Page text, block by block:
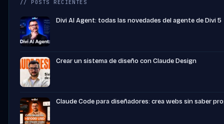
// POSTS RECIENTES
Divi AI Agent: todas las novedades del agente de Divi 5
Crear un sistema de diseño con Claude Design
Claude Code para diseñadores: crea webs sin saber